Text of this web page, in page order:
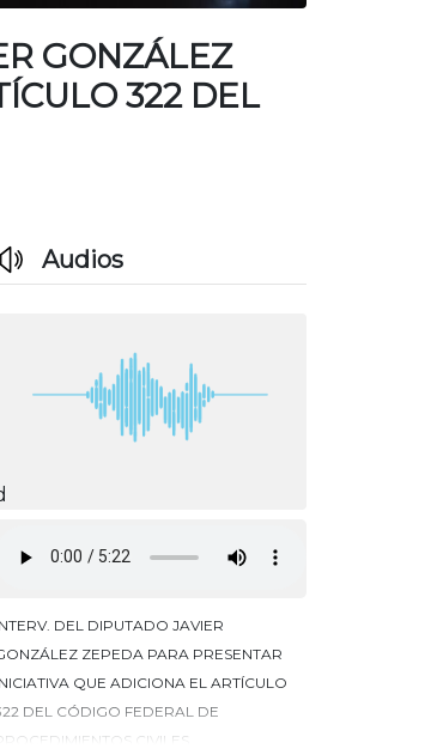
GONZÁLEZ
322 DEL
Audios
DEL DIPUTADO JAVIER
ZEPEDA PARA PRESENTAR
QUE ADICIONA EL ARTÍCULO
DEL CÓDIGO FEDERAL DE
CIVILES.